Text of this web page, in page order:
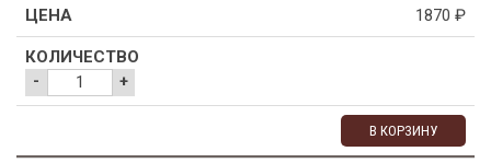
1870 ₽
- +
В КОРЗИНУ